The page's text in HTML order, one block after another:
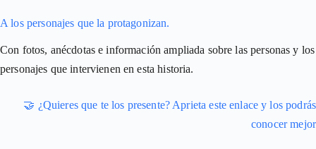
A los personajes que la protagonizan.
Con fotos, anécdotas e información ampliada sobre las personas y los
personajes que intervienen en esta historia.
🤝 ¿Quieres que te los presente? Aprieta este enlace y los podrás
conocer mejor